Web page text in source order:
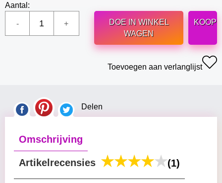
Aantal:
DOE IN WINKEL
WAGEN
KOOP
Toevoegen aan verlanglijst
Delen
Omschrijving
Artikelrecensies (1)